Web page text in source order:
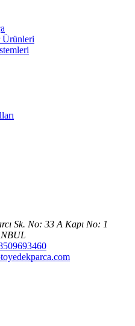
Ürünleri
Sk. No: 33 A Kapı No: 1